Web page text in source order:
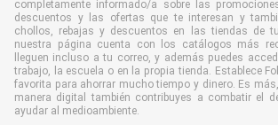
completamente informado/a sobre las
descuentos y las ofertas que te interesan y
chollos, rebajas y descuentos en las tiendas de
nuestra página cuenta con los catálogos más
lleguen incluso a tu correo, y además puedes
trabajo, la escuela o en la propia tienda. Establece
favorita para ahorrar mucho tiempo y dinero. Es
manera digital también contribuyes a combatir el
ayudar al medioambiente.